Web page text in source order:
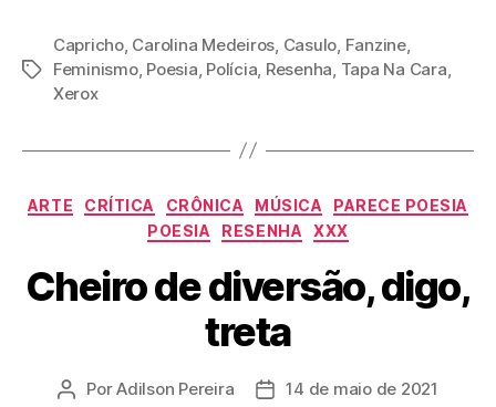
Tags
Capricho, Carolina Medeiros, Casulo, Fanzine,
Feminismo, Poesia, Polícia, Resenha, Tapa Na Cara,
Xerox
Categorias
ARTE CRÍTICA CRÔNICA MÚSICA
PARECE POESIA
POESIA
RESENHA XXX
Cheiro de diversão, digo,
treta
Autor
PorAdilson Pereira
Data14 de maio de 2021